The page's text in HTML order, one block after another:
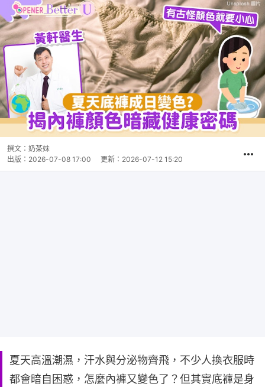
撰文： 奶茶妹
出版： 2026-07-08 17:00 更新： 2026-07-12 15:20
夏天高溫潮濕，汗水與分泌物齊飛，不少人換衣服時
都會暗自困惑，怎麼內褲又變色了？但其實底褲是身